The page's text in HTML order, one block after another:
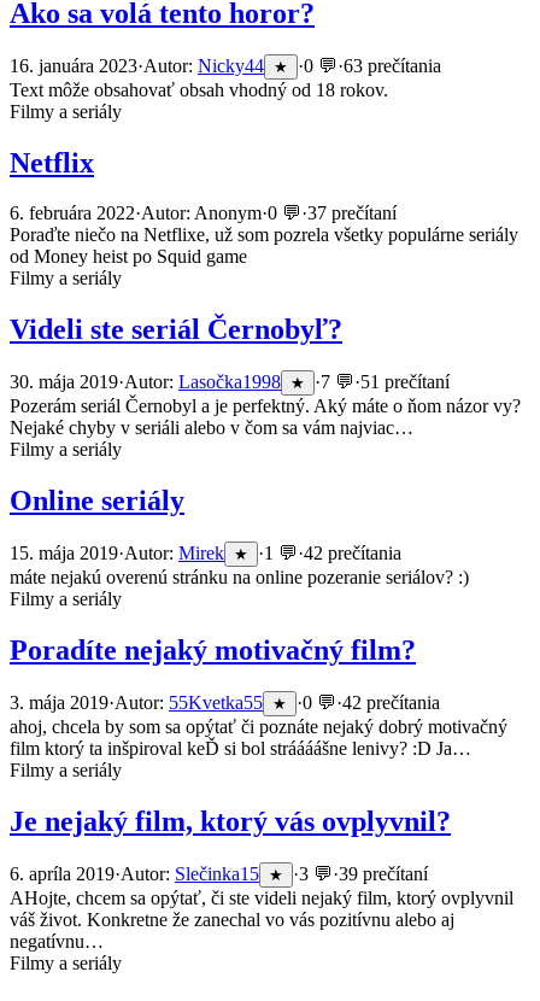
Ako sa volá tento horor?
16. januára 2023·Autor: Nicky44 ★ ·0 💬·63 prečítania
Text môže obsahovať obsah vhodný od 18 rokov.
Filmy a seriály
Netflix
6. februára 2022·Autor: Anonym·0 💬·37 prečítaní
Poraďte niečo na Netflixe, už som pozrela všetky populárne seriály
od Money heist po Squid game
Filmy a seriály
Videli ste seriál Černobyľ?
30. mája 2019·Autor: Lasočka1998 ★ ·7 💬·51 prečítaní
Pozerám seriál Černobyl a je perfektný. Aký máte o ňom názor vy?
Nejaké chyby v seriáli alebo v čom sa vám najviac…
Filmy a seriály
Online seriály
15. mája 2019·Autor: Mirek ★ ·1 💬·42 prečítania
máte nejakú overenú stránku na online pozeranie seriálov? :)
Filmy a seriály
Poradíte nejaký motivačný film?
3. mája 2019·Autor: 55Kvetka55 ★ ·0 💬·42 prečítania
ahoj, chcela by som sa opýtať či poznáte nejaký dobrý motivačný
film ktorý ta inšpiroval keĎ si bol stráááášne lenivy? :D Ja…
Filmy a seriály
Je nejaký film, ktorý vás ovplyvnil?
6. apríla 2019·Autor: Slečinka15 ★ ·3 💬·39 prečítaní
AHojte, chcem sa opýtať, či ste videli nejaký film, ktorý ovplyvnil
váš život. Konkretne že zanechal vo vás pozitívnu alebo aj
negatívnu…
Filmy a seriály